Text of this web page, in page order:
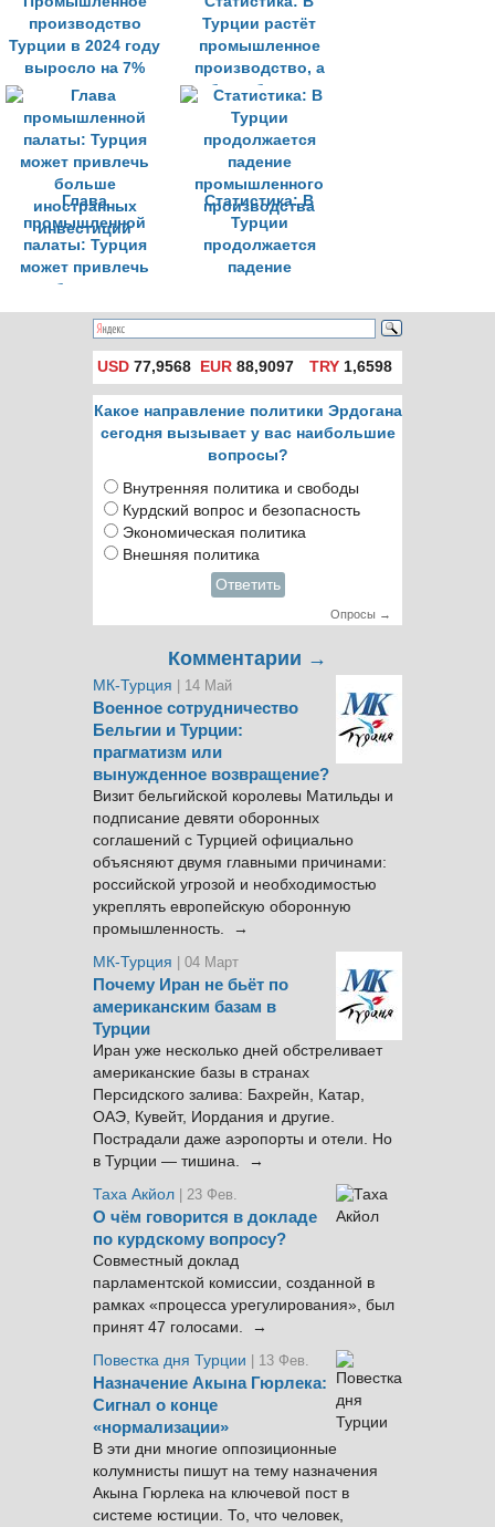
производство
Турции в 2024 году
выросло на 7%
Турции растёт
промышленное
производство, а
безработица
снижается
Глава
промышленной
палаты: Турция
может привлечь
больше
иностранных
инвестиций
Статистика: В
Турции
продолжается
падение
производства
USD 77,9568 EUR 88,9097 TRY1,6598
Какое направление политики Эрдогана
сегодня вызывает у вас наибольшие
вопросы?
Внутренняя политика и свободы
Курдский вопрос и безопасность
Экономическая политика
Внешняя политика
Ответить
Опросы →
Комментарии →
МК-Турция | 14 Май
Военное сотрудничество
Бельгии и Турции:
прагматизм или
вынужденное возвращение?
Визит бельгийской королевы Матильды и
подписание девяти оборонных
соглашений с Турцией официально
объясняют двумя главными причинами:
российской угрозой и необходимостью
укреплять европейскую оборонную
промышленность. →
МК-Турция
| 04 Март
Почему Иран не бьёт по
американским базам в
Турции
Иран уже несколько дней обстреливает
американские базы в странах
Персидского залива: Бахрейн, Катар,
ОАЭ, Кувейт, Иордания и другие.
Пострадали даже аэропорты и отели. Но
в Турции — тишина. →
Таха Акйол | 23 Фев.
О чём говорится в докладе
по курдскому вопросу?
Совместный доклад
парламентской комиссии, созданной в
рамках «процесса урегулирования», был
принят 47 голосами. →
Повестка дня Турции
| 13 Фев.
Назначение Акына Гюрлека:
Сигнал о конце
«нормализации»
В эти дни многие оппозиционные
колумнисты пишут на тему назначения
Акына Гюрлека на ключевой пост в
системе юстиции. То, что человек,